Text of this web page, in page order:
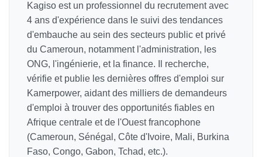
Kagiso est un professionnel du recrutement avec
4 ans d'expérience dans le suivi des tendances
d'embauche au sein des secteurs public et privé
du Cameroun, notamment l'administration, les
ONG, l'ingénierie, et la finance. Il recherche,
vérifie et publie les dernières offres d'emploi sur
Kamerpower, aidant des milliers de demandeurs
d'emploi à trouver des opportunités fiables en
Afrique centrale et de l'Ouest francophone
(Cameroun, Sénégal, Côte d'Ivoire, Mali, Burkina
Faso, Congo, Gabon, Tchad, etc.).